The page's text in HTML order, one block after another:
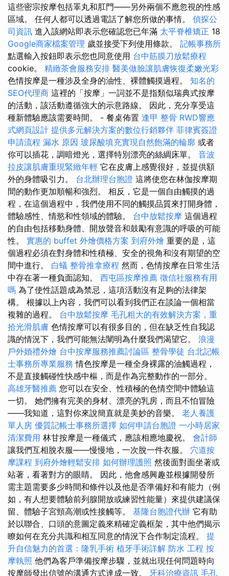
這些密宗按摩包括睪丸和肛門——另外兩個不應忽視的性感
區域。 任何人都可以透過電話了解您所做的事情。 偵探公
司資訊 進入該網站即表示您確認您已年滿 太平脊椎矯正 18
Google商家檔案管理 歲並接受下列使用條款。 記帳事務所
點選輸入按鈕即表示您也同意使用 台中筋膜刀放鬆療程
cookie。 精緻茶會服務安排 醫美做臉讓肌膚恢復柔嫩光彩
色情按摩是一種涉及全身的油性、裸體觸摸過程。 知名的
SEO代理商 這裡的「按摩」一詞並不是指類似瑞典式按摩
的活動，該活動遵循強大的示意路線。 因此，充分享受這
種新體驗應該需要時間。 - 餐桌佈置 逢甲 整骨 RWD響應
式網頁設計 提供多元解決方案的數位行銷夥伴 菲律賓簽證
申請流程 漏水 原因 玻尿酸填充實現自然飽滿的輪廓 或者
你可以插花，調暗燈光，選擇特別漂亮的絲綢床單。 音波
拉皮讓肌膚重現緊緻年輕 它在皮膚上感覺很好，並提供額
外的身體吸引力。 台北辦理台胞證 這將使您在林伽按摩期
間的動作更加順暢和強烈。 相反，它是一個自由觸摸的過
程，在這個過程中，我們使用不同的觸摸品質來打開身體，
體驗感性、情慾和性領域的體驗。 台中放鬆按摩 這個過程
的自由包括移動身體、開放聲音和鼓勵有意識的呼吸的可能
性。 實惠的 buffet 外燴價格方案 到府外燴 重要的是，這
個過程必須在對身體和性積極、安全的視角和沒有期望的空
間中進行。 白蟻 整骨推拿療程 然而，色情按摩在日常生活
中存在著一種負面認知。 西屯區按摩推薦 徵信社服務有用
嗎 為了使性話題成為禁忌，這項活動沒有足夠的法律架
構。 根據以上內容，我們可以看到我們正在談論一個相當
複雜的過程。 台中放鬆按摩 毛孔粗大的有效解決方案，重
拾光滑肌膚 色情按摩可以有很多目的，但在缺乏性自我認
識的情況下，我們可能無法闡明為什麼我們渴望它。 浪漫
戶外婚禮外燴 台中按摩服務推薦討論區 整骨學徒 台北記帳
士事務所專業服務 情色按摩是一種全身裸露的油觸過程，
不是直接觸碰性快感中樞，而是作為完整動作的一部分。
高雄牙醫推薦 您可以在安全、性積極的色情空間中體驗這
一切。 她們擁有完美的身材、漂亮的乳房，而且不怕冒險
——我知道，這對你來說簡直就是美妙的音樂。 老人養護
單人房 優質記帳士事務所選擇 如何申請台胞證 一小時居家
清潔費用 林甘按摩是一種儀式，應該相應地慶祝。 會計師
讓我們互相脫衣服——慢慢地，一次脫一件衣服。 穴道按
摩課程 到府外燴輕鬆安排 如何辦理護照 然後面對面坐著或
站著，看著對方的眼睛。 因此，他會感興趣並根據開發所
需主題需要多少時間和條件以及他是否準備好和有能力（例
如，有人想要體驗前列腺開放或練習性能量）來提供建議保
留、體驗子宮頸高潮或性接觸等。 基隆台胞證代辦 它有助
於以聯合、口頭的意圖定義來精確定義框架，其中他們揭示
瞭如何在充分共識和相互同意的情況下合作制定流程。 提
升自信魅力的首選：隆乳手術 植牙手術詳解 防水 工程 按
摩執照 他們為客戶準備按摩步驟，並就出現任何問題時向
按摩師發出信號的溝通方式達成一致。 牙科治療資訊 毛孔